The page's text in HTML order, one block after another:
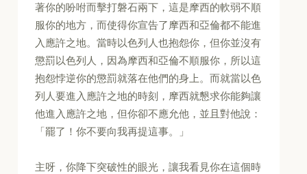
著你的吩咐而擊打磐石兩下，這是摩西的軟弱不順
服你的地方，而使得你宣告了摩西和亞倫都不能進
入應許之地。當時以色列人也抱怨你，但你並沒有
懲罰以色列人，因為摩西和亞倫不順服你，所以這
抱怨悖逆你的懲罰就落在他們的身上。而就當以色
列人要進入應許之地的時刻，摩西就懇求你能夠讓
他進入應許之地，但你卻不應允他，並且對他說：
「罷了！你不要向我再提這事。」
主呀，你降下突破性的眼光，讓我看見你在這個時